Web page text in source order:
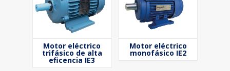
Motor eléctrico
trifásico de alta
eficencia IE3
Motor eléctrico
monofásico IE2